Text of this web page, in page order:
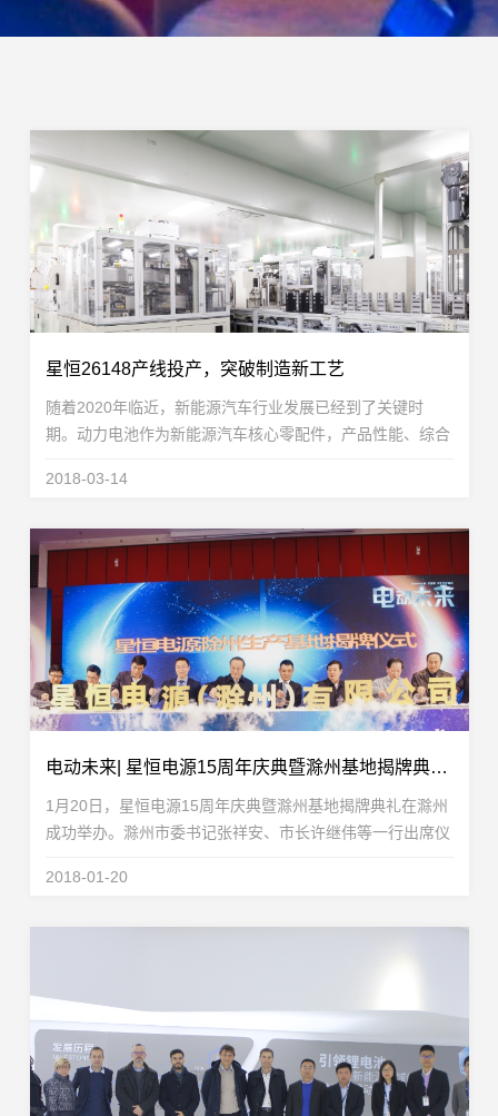
星恒26148产线投产，突破制造新工艺
随着2020年临近，新能源汽车行业发展已经到了关键时
期。动力电池作为新能源汽车核心零配件，产品性能、综合
星恒电源基于15年的技术、工艺和制造经验积累，在...
2018-03-14
电动未来| 星恒电源15周年庆典暨滁州基地揭牌典礼隆重举办！
1月20日，星恒电源15周年庆典暨滁州基地揭牌典礼在滁州
成功举办。滁州市委书记张祥安、市长许继伟等一行出席仪
会等100多位嘉宾参加了此次活动。星恒电源成立15...
2018-01-20